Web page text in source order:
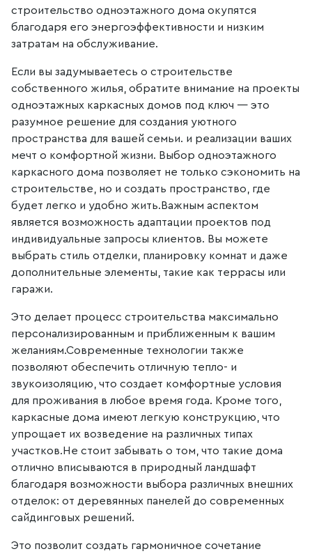
строительство одноэтажного дома окупятся
благодаря его энергоэффективности и низким
затратам на обслуживание.
Если вы задумываетесь о строительстве
собственного жилья, обратите внимание на проекты
одноэтажных каркасных домов под ключ — это
разумное решение для создания уютного
пространства для вашей семьи. и реализации ваших
мечт о комфортной жизни. Выбор одноэтажного
каркасного дома позволяет не только сэкономить на
строительстве, но и создать пространство, где
будет легко и удобно жить.Важным аспектом
является возможность адаптации проектов под
индивидуальные запросы клиентов. Вы можете
выбрать стиль отделки, планировку комнат и даже
дополнительные элементы, такие как террасы или
гаражи.
Это делает процесс строительства максимально
персонализированным и приближенным к вашим
желаниям.Современные технологии также
позволяют обеспечить отличную тепло- и
звукоизоляцию, что создает комфортные условия
для проживания в любое время года. Кроме того,
каркасные дома имеют легкую конструкцию, что
упрощает их возведение на различных типах
участков.Не стоит забывать о том, что такие дома
отлично вписываются в природный ландшафт
благодаря возможности выбора различных внешних
отделок: от деревянных панелей до современных
сайдинговых решений.
Это позволит создать гармоничное сочетание